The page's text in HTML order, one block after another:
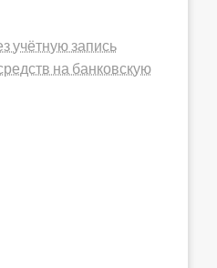
учётную запись
на банковскую